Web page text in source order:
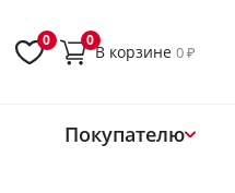
0 0
В корзине 0 ₽
Покупателю